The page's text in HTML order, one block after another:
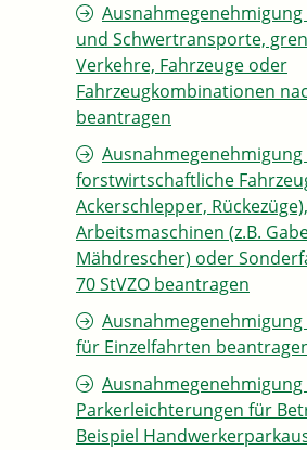
und Schwertransporte,
Verkehre, Fahrzeuge oder
Fahrzeugkombinationen
beantragen
forstwirtschaftliche
Ackerschlepper,
Arbeitsmaschinen (z.B.
Mähdrescher) oder
70 StVZO beantragen
Ausnahmegenehmigung
für Einzelfahrten
Parkerleichterungen für
Beispiel